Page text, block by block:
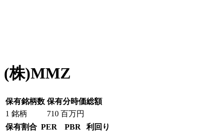
(株)MMZ
保有銘柄数 保有分時価総額
1 銘柄 710 百万円
保有割合 PER PBR
利回り